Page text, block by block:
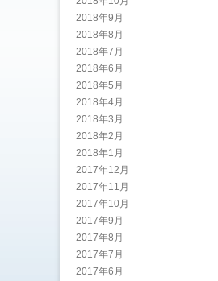
2018年9月
2018年8月
2018年7月
2018年6月
2018年5月
2018年4月
2018年3月
2018年2月
2018年1月
2017年12月
2017年11月
2017年10月
2017年9月
2017年8月
2017年7月
2017年6月